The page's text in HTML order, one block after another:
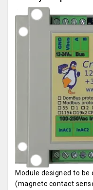
Module designed to
(magnetc contact